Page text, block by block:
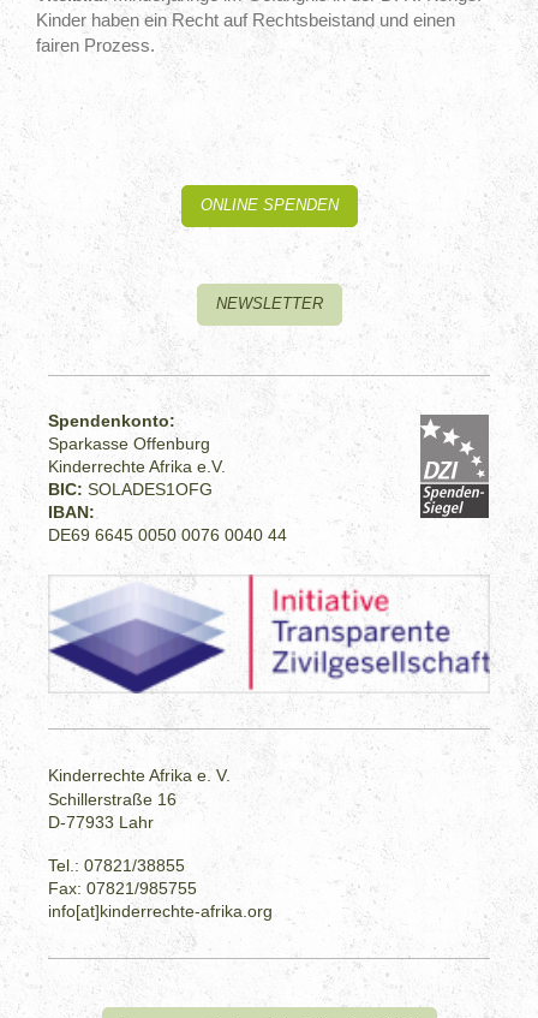
Kinder haben ein Recht auf Rechtsbeistand und einen
fairen Prozess.
ONLINE SPENDEN
NEWSLETTER
Spendenkonto:
Sparkasse Offenburg
Kinderrechte Afrika e.V.
BIC:SOLADES1OFG
IBAN:
DE69 6645 0050 0076 0040 44
Kinderrechte Afrika e. V.
Schillerstraße 16
D-77933 Lahr
Tel.: 07821/38855
Fax: 07821/985755
info[at]kinderrechte-afrika.org